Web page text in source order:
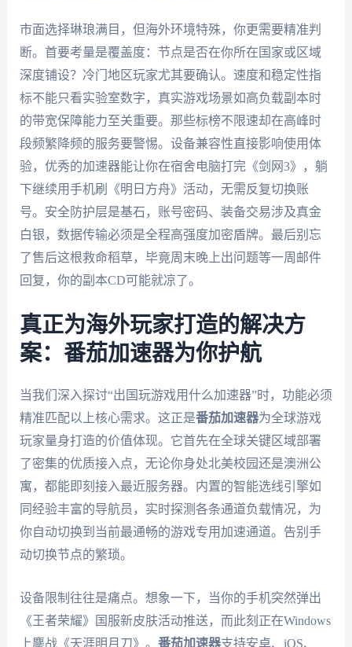
市面选择琳琅满目，但海外环境特殊，你更需要精准判
断。首要考量是覆盖度：节点是否在你所在国家或区域
深度铺设？冷门地区玩家尤其要确认。速度和稳定性指
标不能只看实验室数字，真实游戏场景如高负载副本时
的带宽保障能力至关重要。那些标榜不限速却在高峰时
段频繁降频的服务要警惕。设备兼容性直接影响使用体
验，优秀的加速器能让你在宿舍电脑打完《剑网3》，躺
下继续用手机刷《明日方舟》活动，无需反复切换账
号。安全防护层是基石，账号密码、装备交易涉及真金
白银，数据传输必须是全程高强度加密盾牌。最后别忘
了售后这根救命稻草，毕竟周末晚上出问题等一周邮件
回复，你的副本CD可能就凉了。
真正为海外玩家打造的解决方
案：番茄加速器为你护航
当我们深入探讨“出国玩游戏用什么加速器”时，功能必须
精准匹配以上核心需求。这正是番茄加速器为全球游戏
玩家量身打造的价值体现。它首先在全球关键区域部署
了密集的优质接入点，无论你身处北美校园还是澳洲公
寓，都能即刻接入最近服务器。内置的智能选线引擎如
同经验丰富的导航员，实时探测各条通道负载情况，为
你自动切换到当前最通畅的游戏专用加速通道。告别手
动切换节点的繁琐。
设备限制往往是痛点。想象一下，当你的手机突然弹出
《王者荣耀》国服新皮肤活动推送，而此刻正在Windows
上鏖战《天涯明月刀》。 番茄加速器支持安卓、iOS、